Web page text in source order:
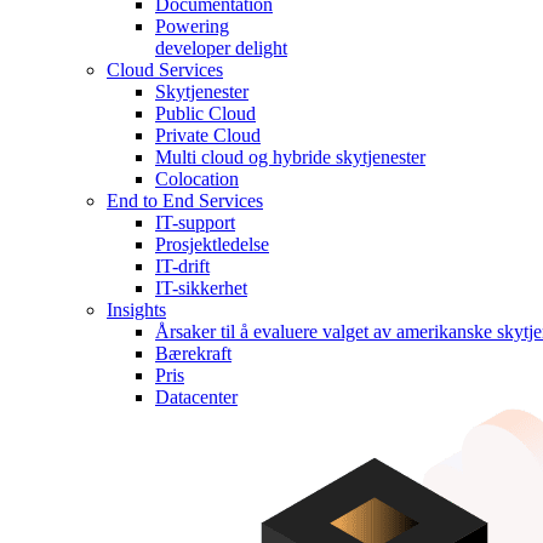
Powering
developer delight
Cloud Services
Skytjenester
Public Cloud
Private Cloud
Multi cloud og hybride skytjenester
Colocation
End to End Services
IT-support
Prosjektledelse
IT-drift
IT-sikkerhet
Insights
Årsaker til å evaluere valget av amerikanske
Bærekraft
Pris
Datacenter